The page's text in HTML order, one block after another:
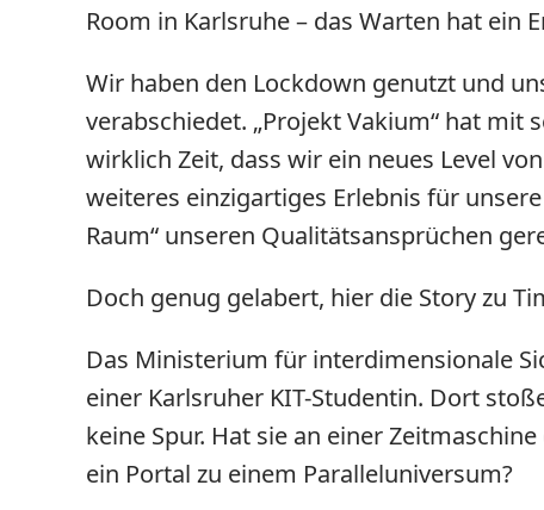
Room in Karlsruhe – das Warten hat ein
Wir haben den Lockdown genutzt und
verabschiedet. „Projekt Vakium“ hat mit
wirklich Zeit, dass wir ein neues Level
weiteres einzigartiges Erlebnis für
Raum“ unseren Qualitätsansprüchen
Doch genug gelabert, hier die Story zu
Das Ministerium für interdimensionale
einer Karlsruher KIT-Studentin. Dort
keine Spur. Hat sie an einer
ein Portal zu einem Paralleluniversum?